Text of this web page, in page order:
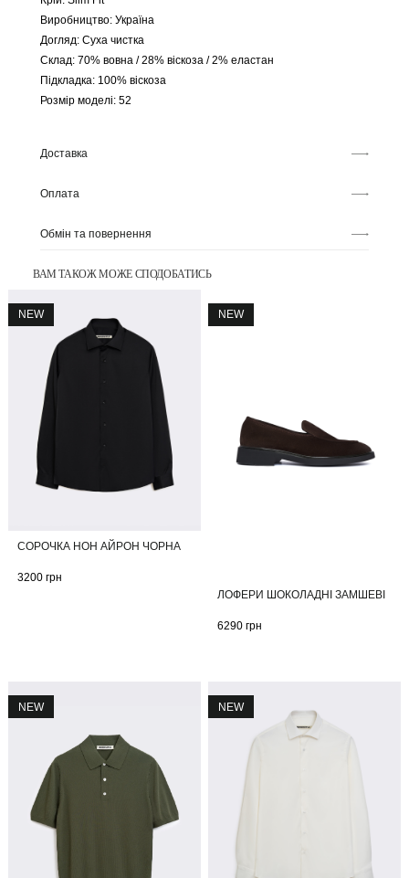
Виробництво: Україна
Догляд: Суха чистка
Склад: 70% вовна / 28% віскоза / 2% еластан
Підкладка: 100% віскоза
Розмір моделі: 52
Доставка
Оплата
Обмін та повернення
ВАМ ТАКОЖ МОЖЕ СПОДОБАТИСЬ
СОРОЧКА НОН АЙРОН ЧОРНА
3200 грн
NEW
ЛОФЕРИ ШОКОЛАДНІ ЗАМШЕВІ
6290 грн
NEW
NEW NEW